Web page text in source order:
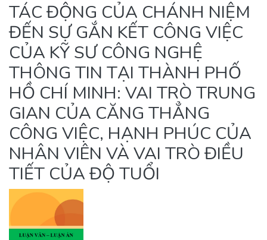
Statistics
User guides
Usage rules
Verify account
TÁC ĐỘNG CỦA CHÁNH NIỆM
ĐẾN SỰ GẮN KẾT CÔNG VIỆC
CỦA KỸ SƯ CÔNG NGHỆ
THÔNG TIN TẠI THÀNH PHỐ
HỒ CHÍ MINH: VAI TRÒ TRUNG
GIAN CỦA CĂNG THẲNG
CÔNG VIỆC, HẠNH PHÚC CỦA
NHÂN VIÊN VÀ VAI TRÒ ĐIỀU
TIẾT CỦA ĐỘ TUỔI